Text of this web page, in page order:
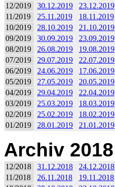
12/2019 30.12.2019 23.12.2019
11/2019
25.11.2019 18.11.2019
10/2019
28.10.2019 21.10.2019
09/2019
30.09.2019 23.09.2019
08/2019
26.08.2019 19.08.2019
07/2019
29.07.2019 22.07.2019
06/2019
24.06.2019 17.06.2019
05/2019
27.05.2019 20.05.2019
04/2019
29.04.2019 22.04.2019
03/2019
25.03.2019 18.03.2019
02/2019
25.02.2019 18.02.2019
01/2019
28.01.2019 21.01.2019
Archiv 2018
12/2018 31.12.2018 24.12.2018
11/2018
26.11.2018 19.11.2018